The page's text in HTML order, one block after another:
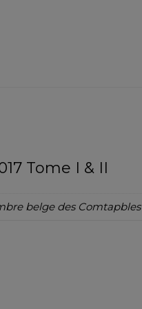
Tome I & II
belge des Comtapbles